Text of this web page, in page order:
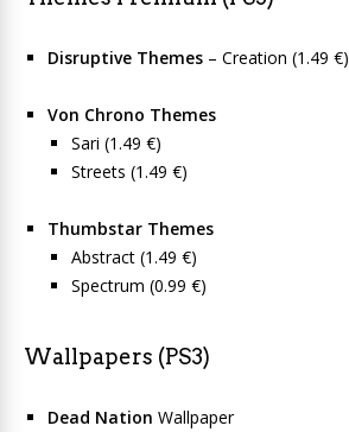
Disruptive Themes – Creation (1.49 €)
Von Chrono Themes
Sari (1.49 €)
Streets (1.49 €)
Thumbstar Themes
Abstract (1.49 €)
Spectrum (0.99 €)
Wallpapers (PS3)
Dead Nation Wallpaper